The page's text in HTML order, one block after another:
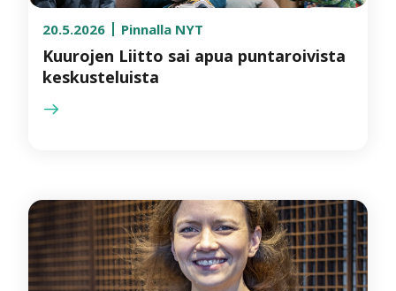
20.5.2026 Pinnalla NYT
Kuurojen Liitto sai apua puntaroivista
keskusteluista